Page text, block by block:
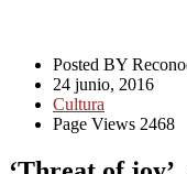
Posted BY
24 junio, 2016
Cultura
Page Views 2468